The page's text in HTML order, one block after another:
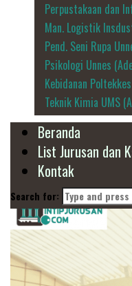
Perpustakaan dan
Man. Logistik
Pend. Seni Rupa
Psikologi Unnes
Kebidanan
Teknik Kimia UMS
Beranda
List Jurusan dan
Kontak
Search for: